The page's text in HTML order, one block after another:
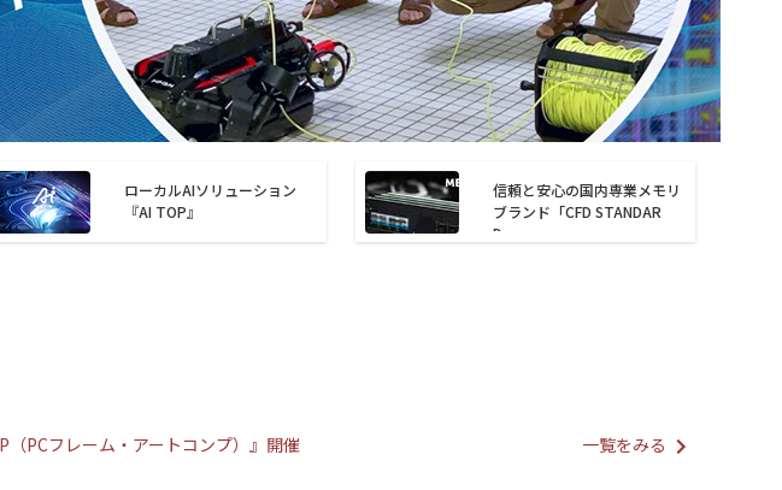
ローカルAIソリューション
『AI TOP』
信頼と安心の国内専業メモリ
ブランド「CFD STANDAR
D」
（PCフレーム・アートコンプ）』開催 一覧をみる